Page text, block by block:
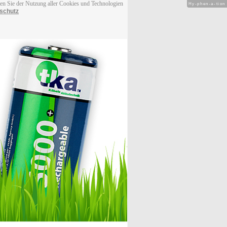
Sie der Nutzung aller Cookies und Technologien
Hy-phen-a-tion